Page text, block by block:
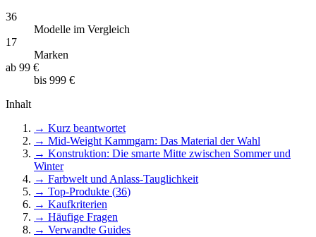
36
Modelle im Vergleich
17
Marken
ab 99 €
bis 999 €
Inhalt
→ Kurz beantwortet
→ Mid-Weight Kammgarn: Das Material der Wahl
→ Konstruktion: Die smarte Mitte zwischen Sommer und
Winter
→ Farbwelt und Anlass-Tauglichkeit
→ Top-Produkte (36)
→ Kaufkriterien
→ Häufige Fragen
→ Verwandte Guides